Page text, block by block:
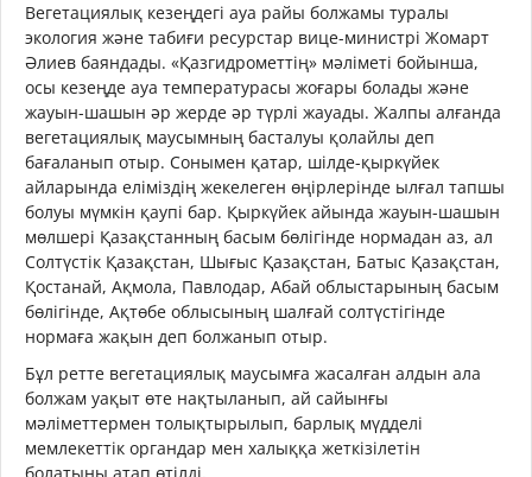
Вегетациялық кезеңдегі ауа райы болжамы туралы
экология және табиғи ресурстар вице-министрі Жомарт
Әлиев баяндады. «Қазгидрометтің» мәліметі бойынша,
осы кезеңде ауа температурасы жоғары болады және
жауын-шашын әр жерде әр түрлі жауады. Жалпы алғанда
вегетациялық маусымның басталуы қолайлы деп
бағаланып отыр. Сонымен қатар, шілде-қыркүйек
айларында еліміздің жекелеген өңірлерінде ылғал тапшы
болуы мүмкін қаупі бар. Қыркүйек айында жауын-шашын
мөлшері Қазақстанның басым бөлігінде нормадан аз, ал
Солтүстік Қазақстан, Шығыс Қазақстан, Батыс Қазақстан,
Қостанай, Ақмола, Павлодар, Абай облыстарының басым
бөлігінде, Ақтөбе облысының шалғай солтүстігінде
нормаға жақын деп болжанып отыр.
Бұл ретте вегетациялық маусымға жасалған алдын ала
болжам уақыт өте нақтыланып, ай сайынғы
мәліметтермен толықтырылып, барлық мүдделі
мемлекеттік органдар мен халыққа жеткізілетін